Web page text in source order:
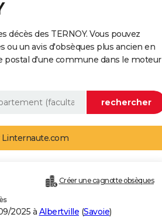
des TERNOY. Vous pouvez
ou un avis d'obsèques plus ancien en
postal d'une commune dans le moteur
Créer une cagnotte obsèques
2025 à Albertville (Savoie)